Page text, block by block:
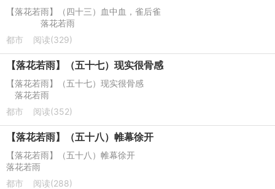
【落花若雨】（四十三）血中血，雀后雀
落花若雨
都市
阅读(329)
【落花若雨】（五十七）现实很骨感
【落花若雨】（五十七）现实很骨感
落花若雨
都市
阅读(352)
【落花若雨】（五十八）帷幕徐开
【落花若雨】（五十八）帷幕徐开
落花若雨
都市
阅读(288)